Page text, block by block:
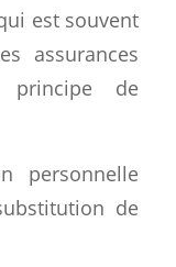
est souvent
assurances
principe de
personnelle
de